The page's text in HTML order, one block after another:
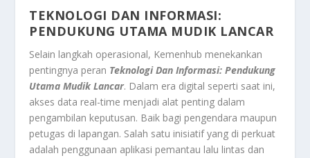
TEKNOLOGI DAN INFORMASI:
PENDUKUNG UTAMA MUDIK LANCAR
Selain langkah operasional, Kemenhub menekankan
pentingnya peran Teknologi Dan Informasi: Pendukung
Utama Mudik Lancar. Dalam era digital seperti saat ini,
akses data real-time menjadi alat penting dalam
pengambilan keputusan. Baik bagi pengendara maupun
petugas di lapangan. Salah satu inisiatif yang di perkuat
adalah penggunaan aplikasi pemantau lalu lintas dan